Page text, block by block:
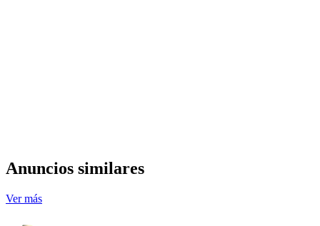
Anuncios similares
Ver más